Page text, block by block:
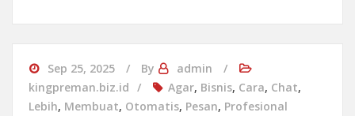
Sep 25, 2025 By
admin
kingpreman.biz.id
Agar, Bisnis, Cara, Chat,
Lebih, Membuat, Otomatis, Pesan, Profesional